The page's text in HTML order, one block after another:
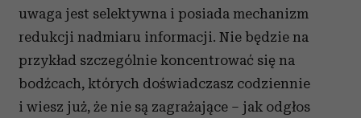
uwaga jest selektywna i posiada mechanizm
redukcji nadmiaru informacji. Nie będzie na
przykład szczególnie koncentrować się na
bodźcach, których doświadczasz codziennie
i wiesz już, że nie są zagrażające – jak odgłos